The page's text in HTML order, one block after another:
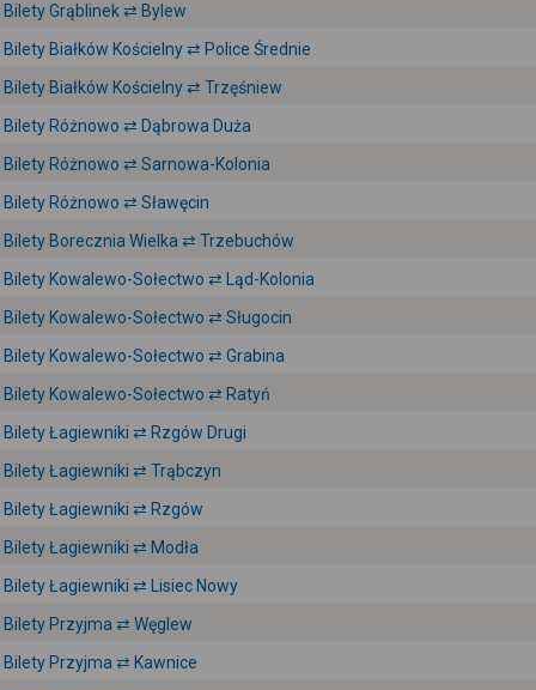
Bilety Grąblinek ⇄ Bylew
Bilety Białków Kościelny ⇄ Police Średnie
Bilety Białków Kościelny ⇄ Trzęśniew
Bilety Różnowo ⇄ Dąbrowa Duża
Bilety Różnowo ⇄ Sarnowa-Kolonia
Bilety Różnowo ⇄ Sławęcin
Bilety Borecznia Wielka ⇄ Trzebuchów
Bilety Kowalewo-Sołectwo ⇄ Ląd-Kolonia
Bilety Kowalewo-Sołectwo ⇄ Sługocin
Bilety Kowalewo-Sołectwo ⇄ Grabina
Bilety Kowalewo-Sołectwo ⇄ Ratyń
Bilety Łagiewniki ⇄ Rzgów Drugi
Bilety Łagiewniki ⇄ Trąbczyn
Bilety Łagiewniki ⇄ Rzgów
Bilety Łagiewniki ⇄ Modła
Bilety Łagiewniki ⇄ Lisiec Nowy
Bilety Przyjma ⇄ Węglew
Bilety Przyjma ⇄ Kawnice